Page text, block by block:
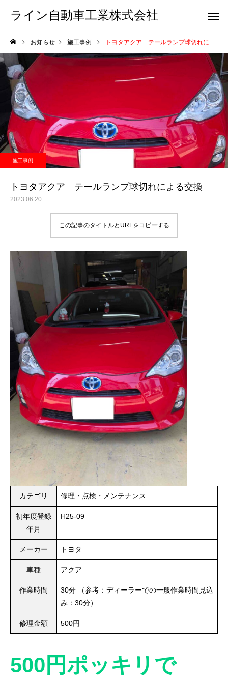
ライン自動車工業株式会社
お知らせ 施工事例 トヨタアクア テールランプ球切れによる交換
施工事例
トヨタアクア テールランプ球切れによる交換
2023.06.20
この記事のタイトルとURLをコピーする
カテゴリ 修理・点検・メンテナンス
初年度登録
年月
H25-09
メーカー トヨタ
車種 アクア
作業時間 30分
（参考：ディーラーでの一般作業時間見込
み：30分）
修理金額 500円
500円ポッキリで